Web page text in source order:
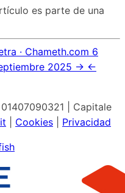
es parte de una
· Chameth.com 6
2025 → ←
| Capitale
Cookies Privacidad